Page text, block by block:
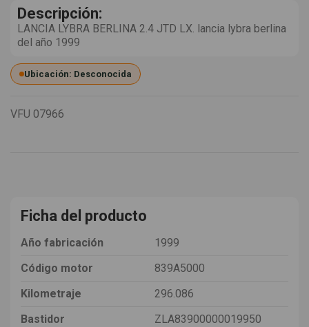
Descripción:
LANCIA LYBRA BERLINA 2.4 JTD LX. lancia lybra berlina
del año 1999
Ubicación: Desconocida
VFU 07966
Ficha del producto
Año fabricación
1999
Código motor
839A5000
Kilometraje
296.086
Bastidor
ZLA83900000019950